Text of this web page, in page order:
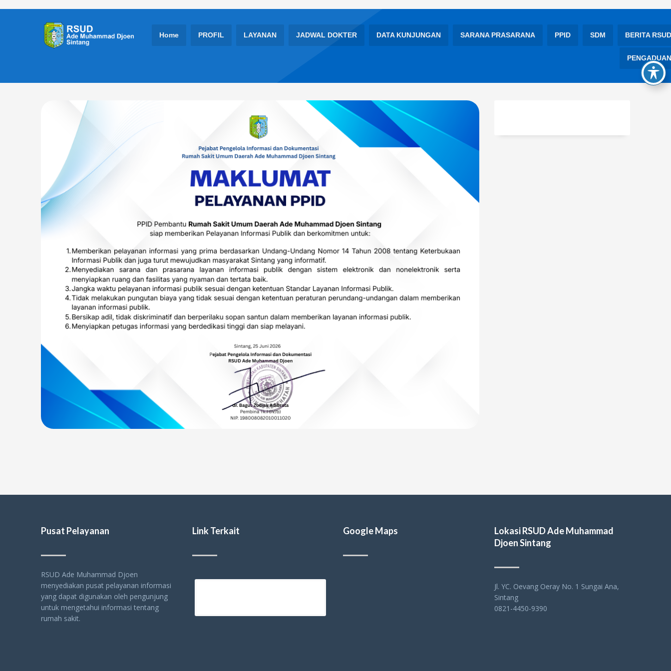
Home PROFIL LAYANAN JADWAL DOKTER DATA KUNJUNGAN SARANA PRASARANA PPID SDM BERITA RSUD
PENGADUAN
Pusat Pelayanan
RSUD Ade Muhammad Djoen
menyediakan pusat pelayanan informasi
yang dapat digunakan oleh pengunjung
untuk mengetahui informasi tentang
rumah sakit.
Link Terkait Google Maps
Lokasi RSUD Ade Muhammad
Djoen Sintang
Jl. YC. Oevang Oeray No. 1 Sungai Ana,
Sintang
0821-4450-9390